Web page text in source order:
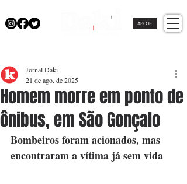
APOIE
Homem morre em ponto de
ônibus, em São Gonçalo
Jornal Daki
21 de ago. de 2025
Bombeiros foram acionados, mas
encontraram a vítima já sem vida